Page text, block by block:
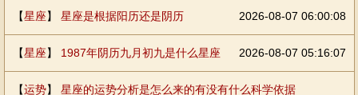
【星座】 星座是根据阳历还是阴历 2026-08-07 06:00:08
【星座】 1987年阴历九月初九是什么星座 2026-08-07 05:16:07
【运势】 星座的运势分析是怎么来的有没有什么科学依据